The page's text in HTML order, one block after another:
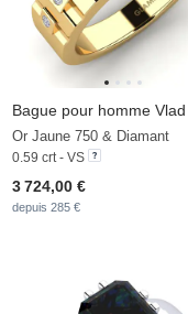
Bague pour homme Vlad
Or Jaune 750 & Diamant
0.59 crt - VS
3 724,00 €
depuis 285 €